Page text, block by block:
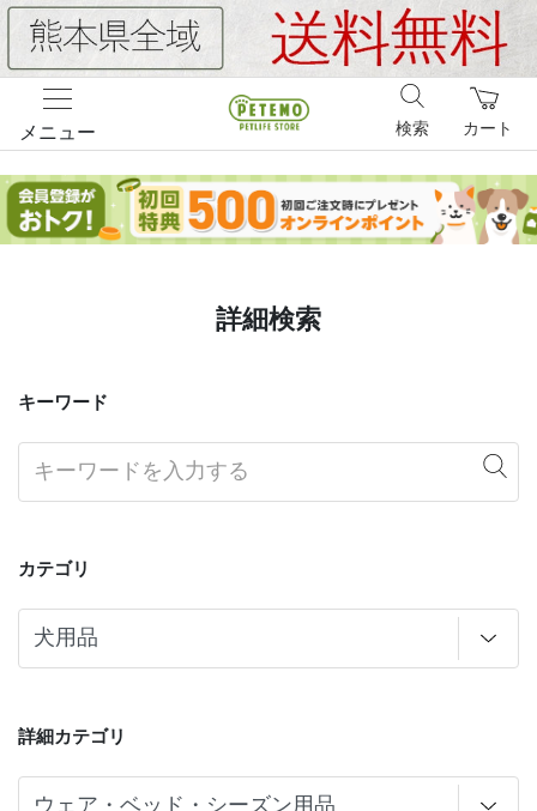
メニュー カート
検索
詳細検索
キーワード
カテゴリ
詳細カテゴリ